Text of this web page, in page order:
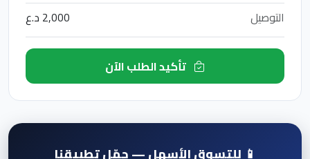
التوصيل
2,000 د.ع
📱 للتسوق الأسهل — حمّل تطبيقنا